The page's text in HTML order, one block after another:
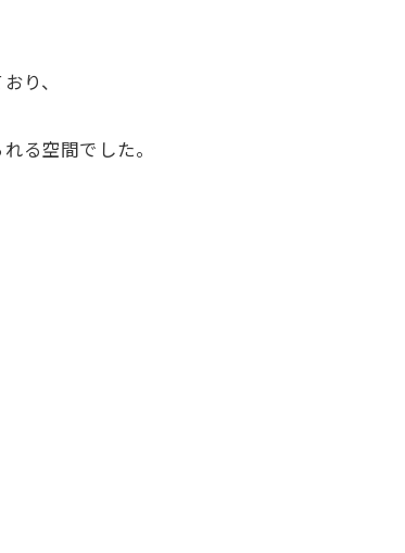
り、
る空間でした。